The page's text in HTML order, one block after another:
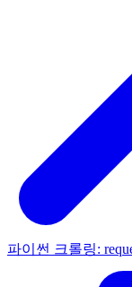
파이썬 크롤링: